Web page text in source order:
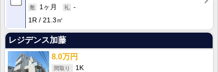
1ヶ月
-
1R
21.3㎡
レジデンス加藤
8.0万円
1K